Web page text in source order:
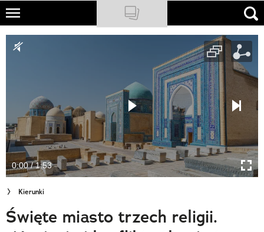
Skip
main
NATIONAL GEOGRAPHIC
Sklep
Newsletter
Cuda Polski
Wielki Konkurs Fotograficzny
Trendbook Podróżniczy
0:00 / 1:53
Kierunki
Święte miasto trzech religii.